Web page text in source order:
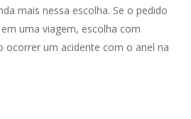
mais nessa escolha. Se o pedido
uma viagem, escolha com
ocorrer um acidente com o anel na